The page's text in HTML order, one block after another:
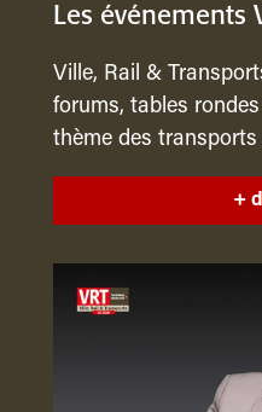
Les événements
Ville, Rail &
forums, tables
thème des
+